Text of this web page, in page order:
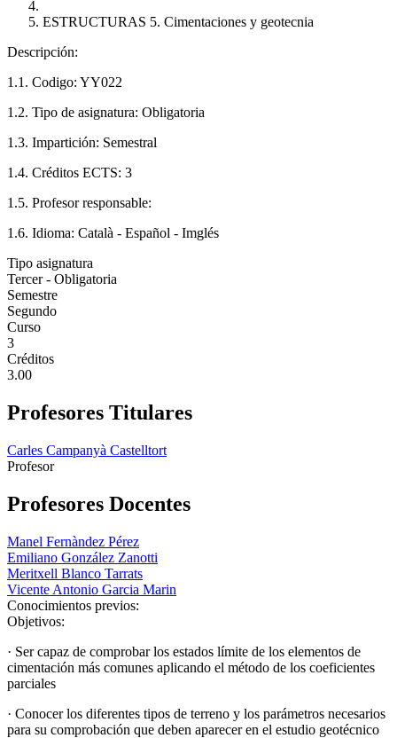
ESTRUCTURAS 5. Cimentaciones y geotecnia
Descripción:
1.1. Codigo: YY022
1.2. Tipo de asignatura: Obligatoria
1.3. Impartición: Semestral
1.4. Créditos ECTS: 3
1.5. Profesor responsable:
1.6. Idioma: Català - Español - Imglés
Tipo asignatura
Tercer - Obligatoria
Semestre
Segundo
Curso
3
Créditos
3.00
Profesores Titulares
Carles Campanyà Castelltort
Profesor
Profesores Docentes
Manel Fernàndez Pérez
Emiliano González Zanotti
Meritxell Blanco Tarrats
Vicente Antonio Garcia Marin
Conocimientos previos:
Objetivos:
· Ser capaz de comprobar los estados límite de los elementos de
cimentación más comunes aplicando el método de los coeficientes
parciales
· Conocer los diferentes tipos de terreno y los parámetros necesarios
para su comprobación que deben aparecer en el estudio geotécnico